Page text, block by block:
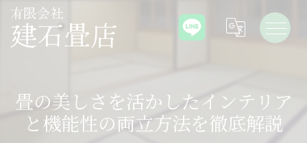
畳の美しさを活かしたインテリア
と機能性の両立方法を徹底解説